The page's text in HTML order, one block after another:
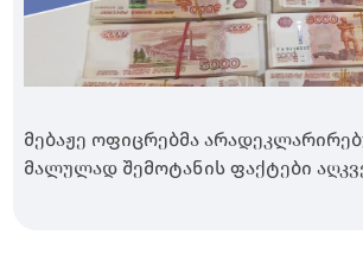
მებაჟე ოფიცრებმა
მალულად შემოტანის ფაქტები